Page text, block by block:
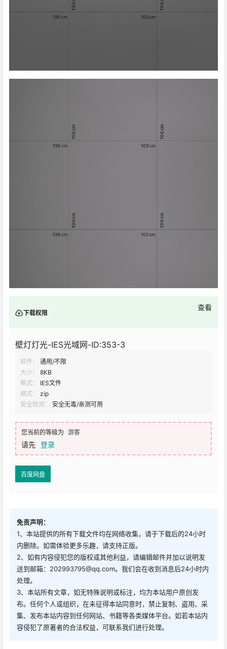
下载权限
查看
壁灯灯光-IES光域网-ID:353-3
软件：
通用/不限
大小：
8KB
格式：
IES文件
格式：
zip
安全检测：
安全无毒/亲测可用
您当前的等级为 游客
请先 登录
百度网盘
免责声明：
1、本站提供的所有下载文件均在网络收集，请于下载后的24小时
内删除。如需体验更多乐趣，请支持正版。
2、如有内容侵犯您的版权或其他利益，请编辑邮件并加以说明发
送到邮箱：202993795@qq.com。我们会在收到消息后24小时内
处理。
3、本站所有文章，如无特殊说明或标注，均为本站用户原创发
布。任何个人或组织，在未征得本站同意时，禁止复制、盗用、采
集、发布本站内容到任何网站、书籍等各类媒体平台。如若本站内
容侵犯了原著者的合法权益，可联系我们进行处理。